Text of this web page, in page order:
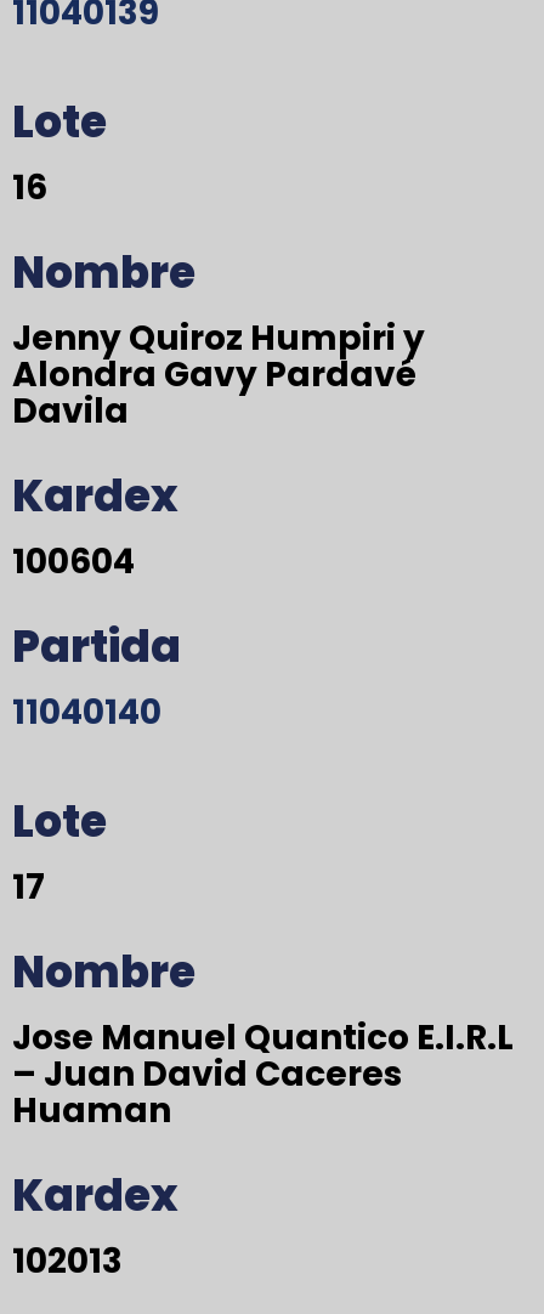
11040139
Lote
16
Nombre
Jenny Quiroz Humpiri y
Alondra Gavy Pardavé
Davila
Kardex
100604
Partida
11040140
Lote
17
Nombre
Jose Manuel Quantico E.I.R.L
– Juan David Caceres
Huaman
Kardex
102013